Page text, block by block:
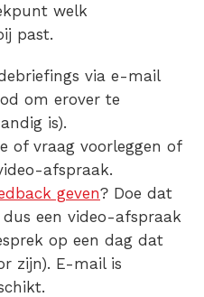
welk
past.
via e-mail
om erover te
is).
of vraag voorleggen of
afspraak.
geven? Doe dat
een video-afspraak
op een dag dat
zijn). E-mail is